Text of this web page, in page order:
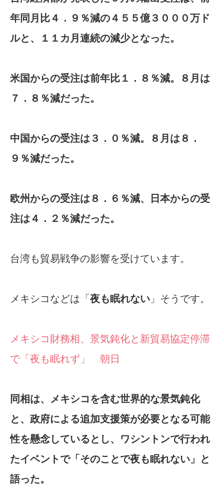
年同月比４．９％減の４５５億３０００万ド
ルと、１１カ月連続の減少となった。
米国からの受注は前年比１．８％減。８月は
７．８％減だった。
中国からの受注は３．０％減。８月は８．
９％減だった。
欧州からの受注は８．６％減、日本からの受
注は４．２％減だった。
台湾も貿易戦争の影響を受けています。
メキシコなどは「 夜も眠れない 」そうです。
メキシコ財務相、景気鈍化と新貿易協定停滞
で「夜も眠れず」 朝日
同相は、メキシコを含む世界的な景気鈍化
と、政府による追加支援策が必要となる可能
性を懸念しているとし、ワシントンで行われ
たイベントで「そのことで夜も眠れない」と
語った。